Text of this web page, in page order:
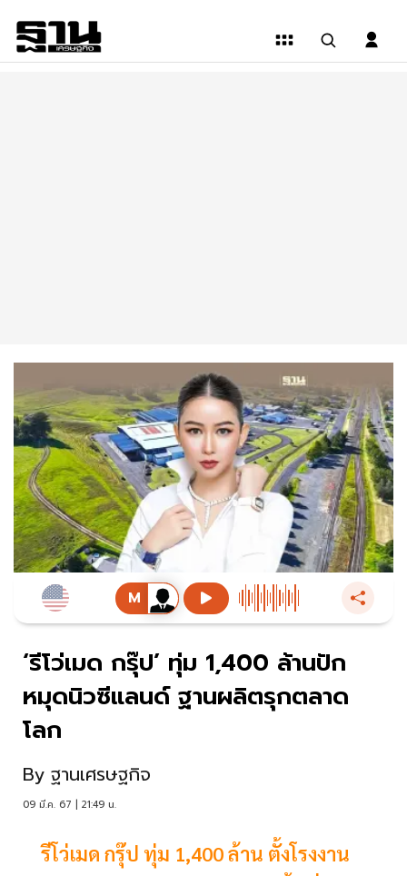
‘รีโว่เมด กรุ๊ป’ ทุ่ม 1,400 ล้านปัก
หมุดนิวซีแลนด์ ฐานผลิตรุกตลาด
โลก
By ฐานเศรษฐกิจ
09 มี.ค. 67 | 21:49 น.
รีโว่เมด กรุ๊ป ทุ่ม 1,400 ล้าน ตั้งโรงงาน